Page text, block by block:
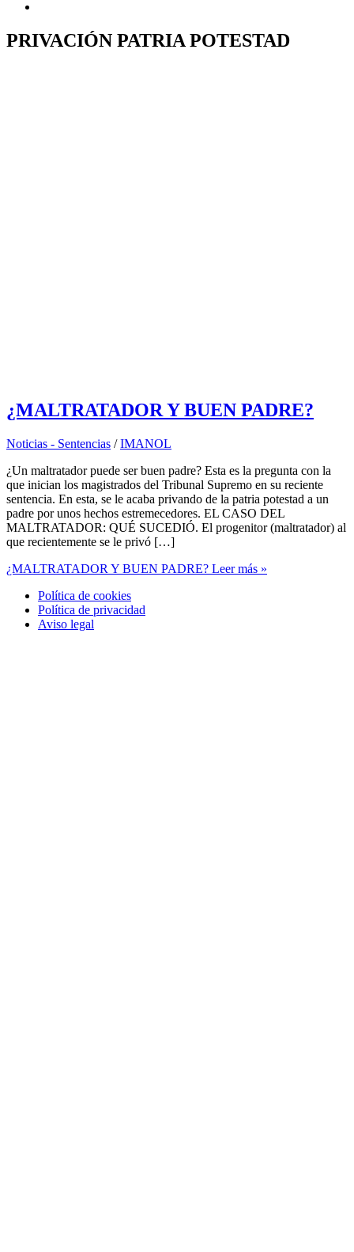
PRIVACIÓN PATRIA POTESTAD
¿MALTRATADOR Y BUEN PADRE?
Noticias - Sentencias /IMANOL
¿Un maltratador puede ser buen padre? Esta es la pregunta con la
que inician los magistrados del Tribunal Supremo en su reciente
sentencia. En esta, se le acaba privando de la patria potestad a un
padre por unos hechos estremecedores. EL CASO DEL
MALTRATADOR: QUÉ SUCEDIÓ. El progenitor (maltratador) al
que recientemente se le privó […]
¿MALTRATADOR Y BUEN PADRE? Leer más »
Política de cookies
Política de privacidad
Aviso legal